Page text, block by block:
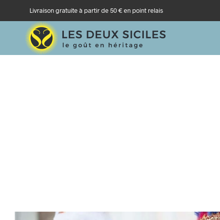
Livraison gratuite à partir de 50 € en point relais